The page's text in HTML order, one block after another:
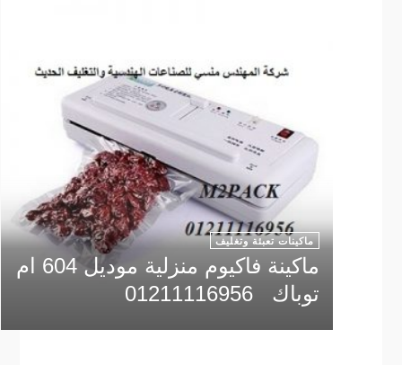
ماكينات تعبئة وتغليف
ماكينة فاكيوم منزلية موديل 604 ام
توباك 01211116956